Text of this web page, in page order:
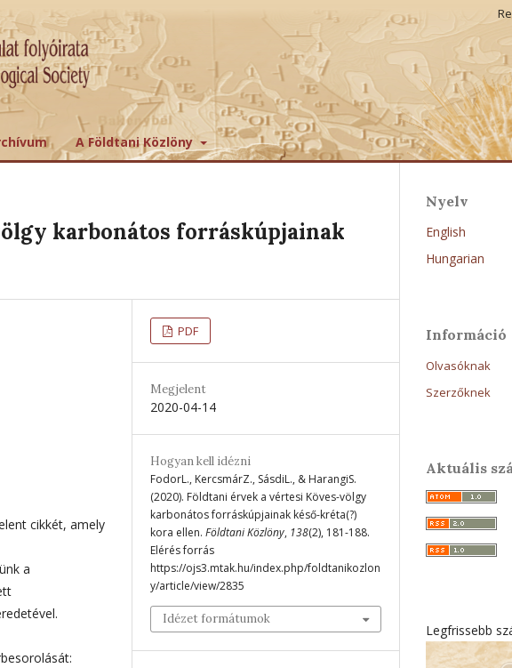
A Földtani Közlöny
karbonátos forráskúpjainak
cikkét, amely
a
PDF
Megjelent
2020-04-14
Hogyan kell idézni
FodorL., KercsmárZ., SásdiL., & HarangiS.
(2020). Földtani érvek a vértesi Köves-völgy
karbonátos forráskúpjainak késő-kréta(?)
kora ellen. Földtani Közlöny, 138(2), 181-188.
Elérés forrás
https://ojs3.mtak.hu/index.php/foldtanikozlon
y/article/view/2835
Idézet formátumok
Nyelv
English
Hungarian
Információ
Olvasóknak
Szerzőknek
Aktuális
Legfrissebb